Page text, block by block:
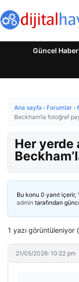
Güncel
Ana sayfa › Forumlar ›
Beckham’la fotoğraf
Her yerde
Bu konu 0 yanıt içerir,
admin tarafından
1 yazı görüntüleniyor
21/05/2026: 10:22 pm